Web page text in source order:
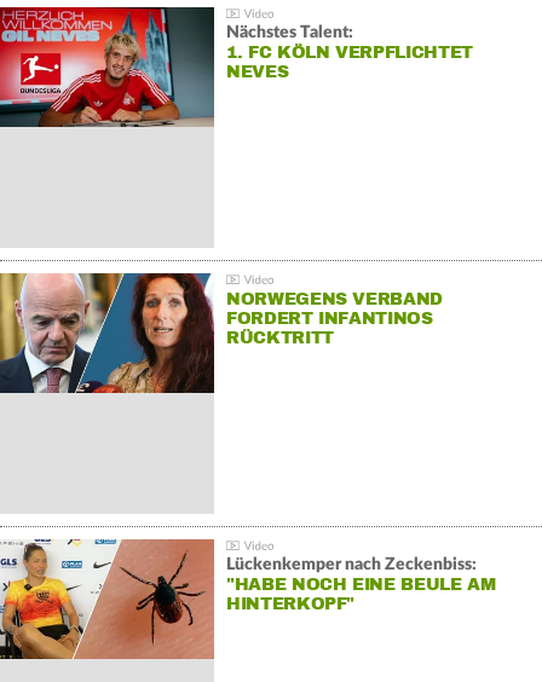
Nächstes Talent:
1. FC KÖLN VERPFLICHTET
NEVES
NORWEGENS VERBAND
FORDERT INFANTINOS
RÜCKTRITT
Lückenkemper nach Zeckenbiss:
"HABE NOCH EINE BEULE AM
HINTERKOPF"